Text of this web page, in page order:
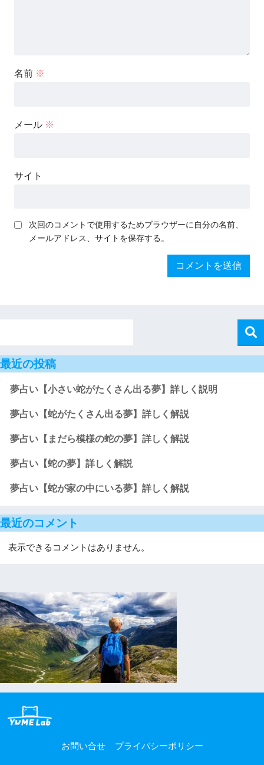
名前 ※
メール ※
サイト
次回のコメントで使用するためブラウザーに自分の名前、
メールアドレス、サイトを保存する。
最近の投稿
夢占い【小さい蛇がたくさん出る夢】詳しく説明
夢占い【蛇がたくさん出る夢】詳しく解説
夢占い【まだら模様の蛇の夢】詳しく解説
夢占い【蛇の夢】詳しく解説
夢占い【蛇が家の中にいる夢】詳しく解説
最近のコメント
表示できるコメントはありません。
お問い合せ プライバシーポリシー